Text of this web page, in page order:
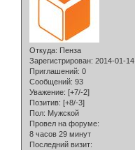
Откуда: Пенза
Зарегистрирован: 2014-01-14
Приглашений: 0
Сообщений: 93
Уважение: [+7/-2]
Позитив: [+8/-3]
Пол: Мужской
Провел на форуме:
8 часов 29 минут
Последний визит: